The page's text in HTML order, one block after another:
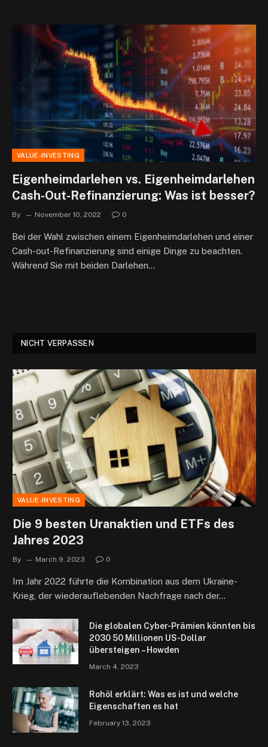
VALUE-INVESTING
Eigenheimdarlehen vs. Eigenheimdarlehen
Cash-Out-Refinanzierung: Was ist besser?
By November 10, 2022 0
Bei der Wahl zwischen einem Eigenheimdarlehen und einer
Cash-out-Refinanzierung sind einige Dinge zu beachten.
Während Sie mit beiden Darlehen…
NICHT VERPASSEN
VALUE-INVESTING
Die 9 besten Uranaktien und ETFs des
Jahres 2023
By March 9, 2023 0
Im Jahr 2022 führte die Kombination aus dem Ukraine-
Krieg, der wiederauflebenden Nachfrage nach der…
Die globalen Cyber-Prämien könnten bis
2030 50 Millionen US-Dollar
übersteigen – Howden
March 4, 2023
Rohöl erklärt: Was es ist und welche
Eigenschaften es hat
February 13, 2023